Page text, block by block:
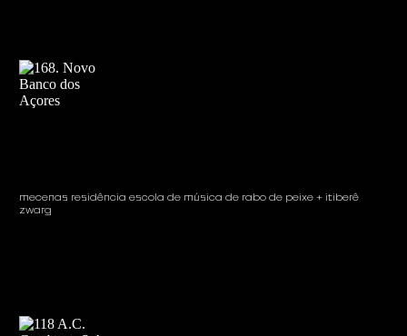
mecenas residência escola de música de rabo de peixe + itiberê
zwarg